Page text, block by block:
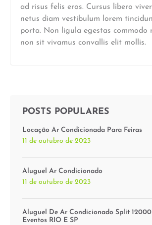
ad risus felis eros. Cursus libero
netus diam vestibulum lorem
porta. Non ligula egestas commodo
non sit vivamus convallis elit mollis.
POSTS POPULARES
Locação Ar Condicionada Para Feiras
11 de outubro de 2023
Aluguel Ar Condicionado
11 de outubro de 2023
Aluguel De Ar Condicionado Split 12000
Eventos RIO E SP